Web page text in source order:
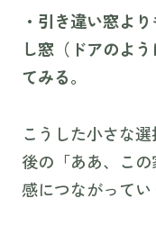
・引き違い窓よ
し窓（ドアのよ
てみる。
こうした小さな
後の「ああ、こ
感につながってい